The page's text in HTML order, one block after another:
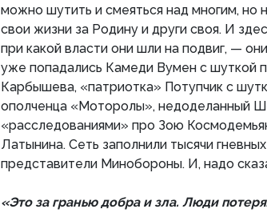
можно шутить и смеяться над многим, но
свои жизни за Родину и други своя. И
при какой власти они шли на подвиг, —
уже попадались Камеди Вумен с шуткой
Карбышева, «патриотка» Потупчик с
ополченца «Моторолы», недоделанный
«расследованиями» про Зою
Латынина. Сеть заполнили тысячи
представители Минобороны. И, надо
«Это за гранью добра и зла. Люди